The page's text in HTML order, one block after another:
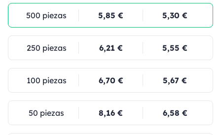
500 piezas 5,85 € 5,30 €
250 piezas 6,21 € 5,55 €
100 piezas 6,70 € 5,67 €
50 piezas 8,16 € 6,58 €